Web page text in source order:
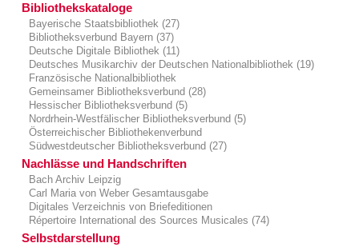
Bibliothekskataloge
Bayerische Staatsbibliothek (27)
Bibliotheksverbund Bayern (37)
Deutsche Digitale Bibliothek (11)
Deutsches Musikarchiv der Deutschen Nationalbibliothek (19)
Französische Nationalbibliothek
Gemeinsamer Bibliotheksverbund (28)
Hessischer Bibliotheksverbund (5)
Nordrhein-Westfälischer Bibliotheksverbund (5)
Österreichischer Bibliothekenverbund
Südwestdeutscher Bibliotheksverbund (27)
Nachlässe und Handschriften
Bach Archiv Leipzig
Carl Maria von Weber Gesamtausgabe
Digitales Verzeichnis von Briefeditionen
Répertoire International des Sources Musicales (74)
Selbstdarstellung